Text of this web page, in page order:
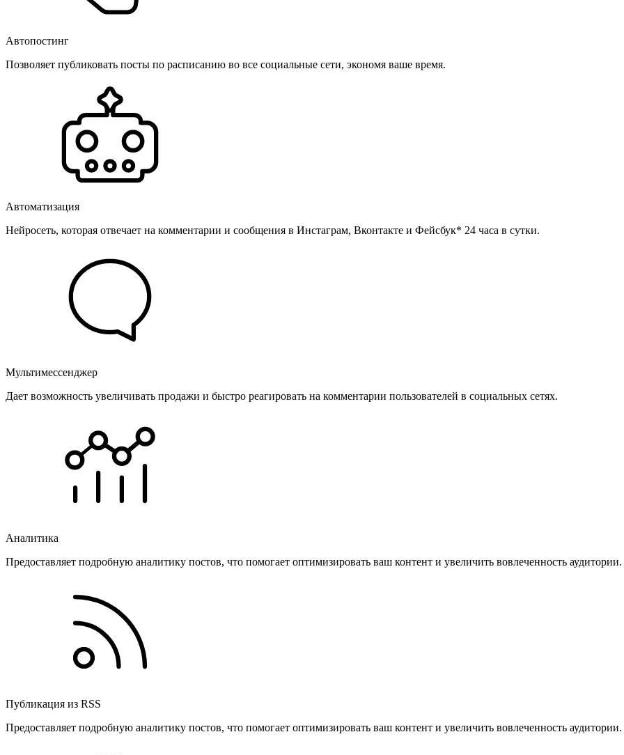
Автопостинг
Позволяет публиковать посты по расписанию во все социальные сети, экономя ваше время.
Автоматизация
Нейросеть, которая отвечает на комментарии и сообщения в Инстаграм, Вконтакте и Фейсбук* 24 часа в сутки.
Мультимессенджер
Дает возможность увеличивать продажи и быстро реагировать на комментарии пользователей в социальных сетях.
Аналитика
Предоставляет подробную аналитику постов, что помогает оптимизировать ваш контент и увеличить вовлеченность аудитории.
Публикация из RSS
Предоставляет подробную аналитику постов, что помогает оптимизировать ваш контент и увеличить вовлеченность аудитории.